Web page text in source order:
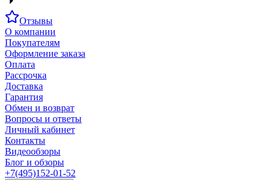
Отзывы
О компании
Покупателям
Оформление заказа
Оплата
Рассрочка
Доставка
Гарантия
Обмен и возврат
Вопросы и ответы
Личный кабинет
Контакты
Видеообзоры
Блог и обзоры
+7(495)152-01-52